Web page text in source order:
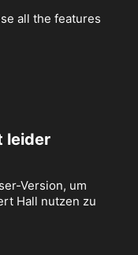
all the features
leider
Version, um
Hall nutzen zu